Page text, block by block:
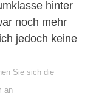
hinter
noch mehr
jedoch keine
Sie sich die
an